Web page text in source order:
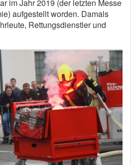
im Jahr 2019 (der letzten Messe
aufgestellt worden. Damals
Rettungsdienstler und